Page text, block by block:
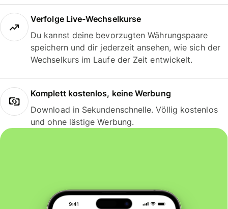
Verfolge Live-Wechselkurse
Du kannst deine bevorzugten Währungspaare
speichern und dir jederzeit ansehen, wie sich der
Wechselkurs im Laufe der Zeit entwickelt.
Komplett kostenlos, keine Werbung
Download in Sekundenschnelle. Völlig kostenlos
und ohne lästige Werbung.